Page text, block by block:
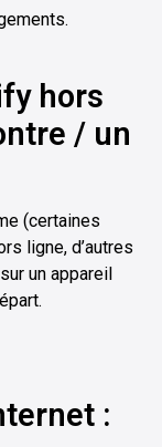
hors
/ un
(certaines
ligne, d’autres
un appareil
: